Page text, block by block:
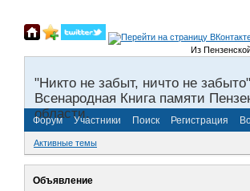
Из
"Никто не забыт, ничто не
Всенародная Книга памяти
области.
Форум Участники Поиск Регистрация
Активные темы
Объявление